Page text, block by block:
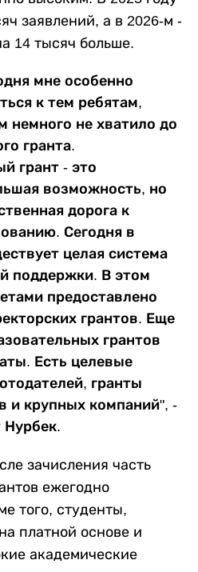
заявлений, а в 2026-м -
14 тысяч больше.
мне особенно
к тем ребятам,
немного не хватило до
гранта.
грант - это
возможность, но
дорога к
Сегодня в
целая система
поддержки. В этом
предоставлено
грантов. Еще
грантов
Есть целевые
гранты
и крупных компаний", -
Нурбек.
зачисления часть
ежегодно
того, студенты,
платной основе и
академические